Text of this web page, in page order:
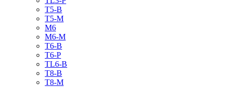
T5-B
T5-M
M6
M6-M
T6-B
T6-P
TL6-B
T8-B
T8-M